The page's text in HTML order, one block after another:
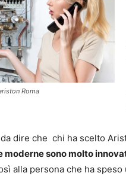
Roma
da dire che chi ha scelto
moderne sono molto
alla persona che ha